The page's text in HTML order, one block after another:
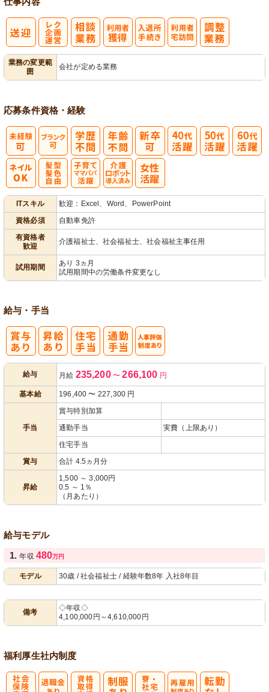
業務の変更範
囲
会社が定める業務
応募条件資格・経験
ITスキル
歓迎：Excel、Word、PowerPoint
資格必須
自動車免許
有資格者
歓迎
介護福祉士、社会福祉士、社会福祉主事任用
試用期間
あり 3ヵ月
試用期間中の労働条件変更なし
給与・手当
給与 月給 235,200 〜 266,100 円
基本給 196,400 〜 227,300 円
手当
賞与特別加算
通勤手当
実費（上限あり）
住宅手当
賞与
合計 4.5ヵ月分
昇給
1,500 ～ 3,000円
0.5 ～ 1％
（月あたり）
給与モデル
1. 年収 480万円
モデル 30歳 / 社会福祉士 / 経験年数8年 入社8年目
備考
◇年収◇
4,100,000円～4,610,000円
福利厚生社内制度